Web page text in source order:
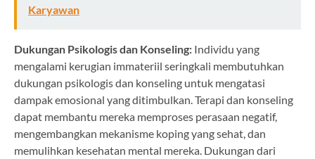
Karyawan
Dukungan Psikologis dan Konseling: Individu yang
mengalami kerugian immateriil seringkali membutuhkan
dukungan psikologis dan konseling untuk mengatasi
dampak emosional yang ditimbulkan. Terapi dan konseling
dapat membantu mereka memproses perasaan negatif,
mengembangkan mekanisme koping yang sehat, dan
memulihkan kesehatan mental mereka. Dukungan dari